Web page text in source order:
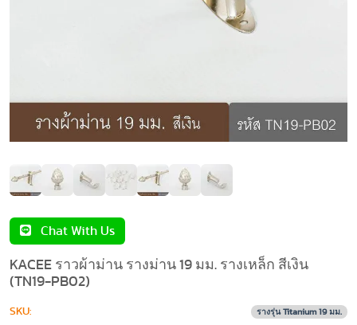
Chat With Us
KACEE ราวผ้าม่าน รางม่าน 19 มม. รางเหล็ก สีเงิน
(TN19-PB02)
SKU: รางรุ่น Titanium 19 มม.